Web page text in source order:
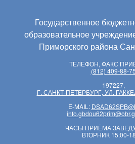
Государственное
образовательное
Приморского района
ТЕЛЕФОН, ФАКС
(812) 409-88-75
197227,
Г. САНКТ-ПЕТЕРБУРГ, УЛ.
E-MAIL:
ЧАСЫ ПРИЁМА
ВТОРНИК 15:00-